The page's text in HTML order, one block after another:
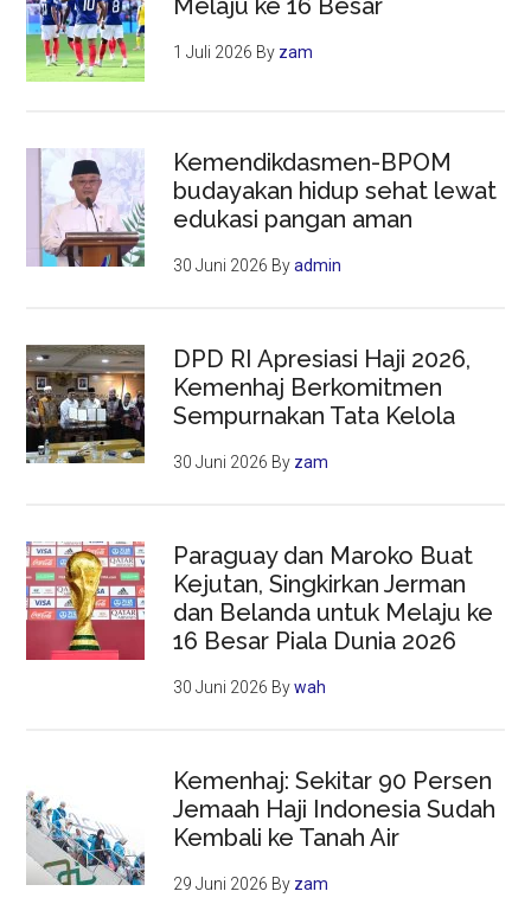
Melaju ke 16 Besar
1 Juli 2026 By zam
Kemendikdasmen-BPOM
budayakan hidup sehat lewat
edukasi pangan aman
30 Juni 2026 Byadmin
DPD RI Apresiasi Haji 2026,
Kemenhaj Berkomitmen
Sempurnakan Tata Kelola
30 Juni 2026 By zam
Paraguay dan Maroko Buat
Kejutan, Singkirkan Jerman
dan Belanda untuk Melaju ke
16 Besar Piala Dunia 2026
30 Juni 2026 Bywah
Kemenhaj: Sekitar 90 Persen
Jemaah Haji Indonesia Sudah
Kembali ke Tanah Air
29 Juni 2026 By zam